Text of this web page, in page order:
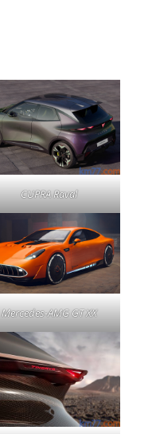
CUPRA Raval
Mercedes-AMG GT XX